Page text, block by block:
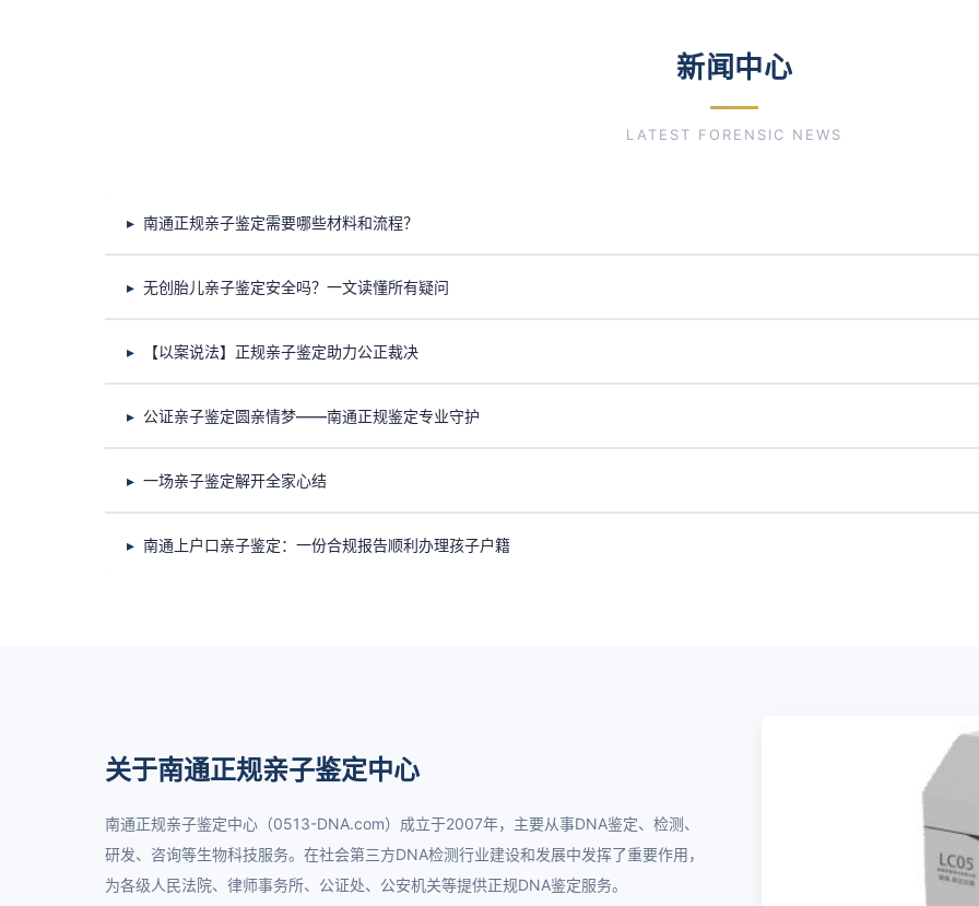
新闻中心
LATEST FORENSIC NEWS
南通正规亲子鉴定需要哪些材料和流程？
无创胎儿亲子鉴定安全吗？一文读懂所有疑问
【以案说法】正规亲子鉴定助力公正裁决
公证亲子鉴定圆亲情梦——南通正规鉴定专业守护
一场亲子鉴定解开全家心结
南通上户口亲子鉴定：一份合规报告顺利办理孩子户籍
关于南通正规亲子鉴定中心
南通正规亲子鉴定中心（0513-DNA.com）成立于2007年，主要从事DNA鉴定、检测、
研发、咨询等生物科技服务。在社会第三方DNA检测行业建设和发展中发挥了重要作用，
为各级人民法院、律师事务所、公证处、公安机关等提供正规DNA鉴定服务。